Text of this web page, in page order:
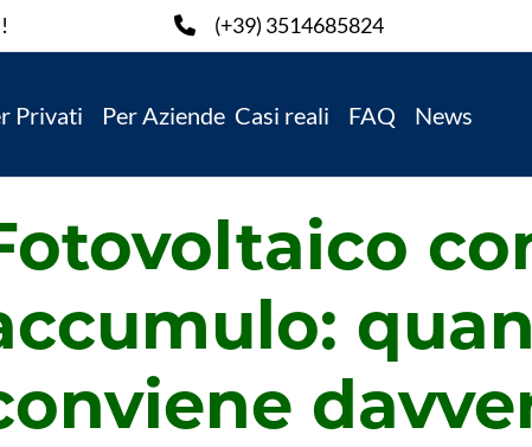
(+39) 3514685824
Privati Per Aziende Casi reali FAQ News